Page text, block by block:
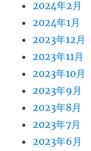
2024年2月
2024年1月
2023年12月
2023年11月
2023年10月
2023年9月
2023年8月
2023年7月
2023年6月